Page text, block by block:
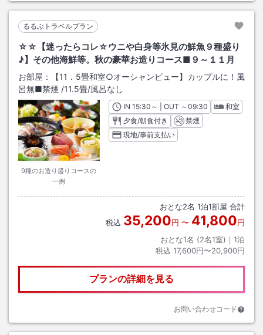
るるぶトラベルプラン
☆☆【迷ったらコレ☆ウニや白身等氷見の鮮魚９種盛り
♪】その他海鮮等。秋の豪華お造りコース■９～１１月
お部屋：
【11．5畳和室○オーシャンビュー】カップルに！風
呂無■禁煙 /11.5畳/風呂なし
9種のお造り盛りコースの
一例
INチェックイン
15:30 ～ | OUT チェックアウト
～09:30
和室
夕食/朝食付き
禁煙
現地/事前支払い
おとな2名 1泊1部屋 合計
税込 35,200円 〜 41,800円
おとな1名 (2名1室)｜ 1泊
税込 17,600円〜20,900円
プランの詳細を見る
お問い合わせコード